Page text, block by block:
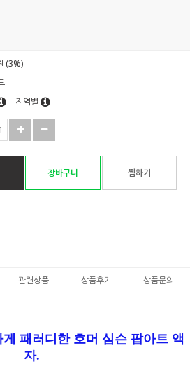
(3%)
지역별
장바구니 찜하기
관련상품 상품후기 상품문의
패러디한 호머 심슨 팝아트 액
자.